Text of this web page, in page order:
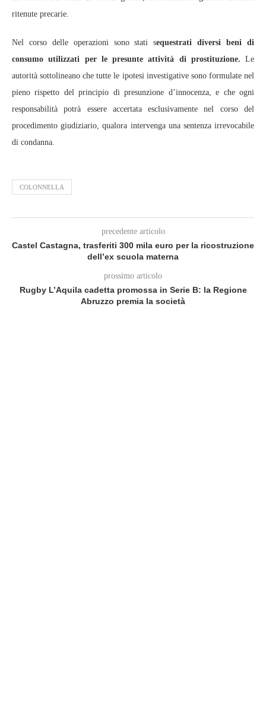
ritenute precarie.
Nel corso delle operazioni sono stati sequestrati diversi beni di
consumo utilizzati per le presunte attività di prostituzione. Le
autorità sottolineano che tutte le ipotesi investigative sono formulate nel
pieno rispetto del principio di presunzione d’innocenza, e che ogni
responsabilità potrà essere accertata esclusivamente nel corso del
procedimento giudiziario, qualora intervenga una sentenza irrevocabile
di condanna.
COLONNELLA
precedente articolo
Castel Castagna, trasferiti 300 mila euro per la ricostruzione
dell’ex scuola materna
prossimo articolo
Rugby L’Aquila cadetta promossa in Serie B: la Regione
Abruzzo premia la società